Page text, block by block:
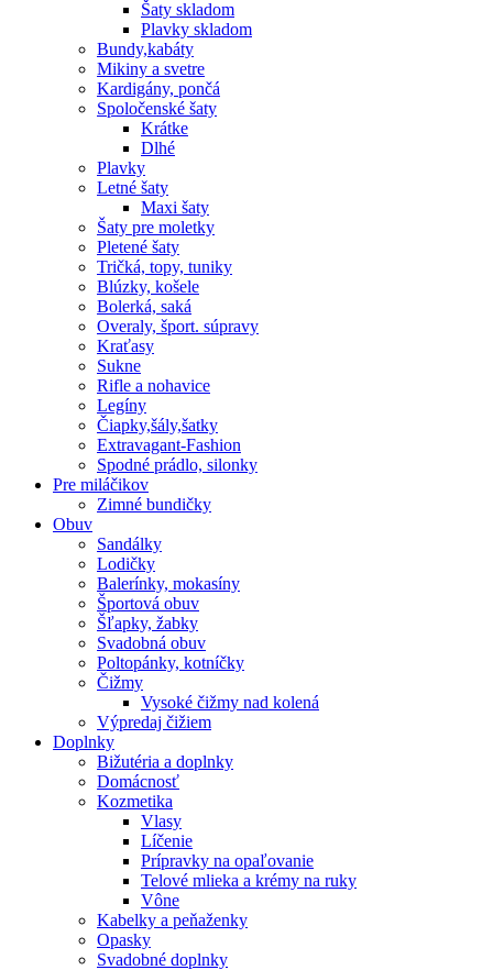
Šaty skladom
Plavky skladom
Bundy,kabáty
Mikiny a svetre
Kardigány, pončá
Spoločenské šaty
Krátke
Dlhé
Plavky
Letné šaty
Maxi šaty
Šaty pre moletky
Pletené šaty
Tričká, topy, tuniky
Blúzky, košele
Bolerká, saká
Overaly, šport. súpravy
Kraťasy
Sukne
Rifle a nohavice
Legíny
Čiapky,šály,šatky
Extravagant-Fashion
Spodné prádlo, silonky
Pre miláčikov
Zimné bundičky
Obuv
Sandálky
Lodičky
Balerínky, mokasíny
Športová obuv
Šľapky, žabky
Svadobná obuv
Poltopánky, kotníčky
Čižmy
Vysoké čižmy nad kolená
Výpredaj čižiem
Doplnky
Bižutéria a doplnky
Domácnosť
Kozmetika
Vlasy
Líčenie
Prípravky na opaľovanie
Telové mlieka a krémy na ruky
Vône
Kabelky a peňaženky
Opasky
Svadobné doplnky